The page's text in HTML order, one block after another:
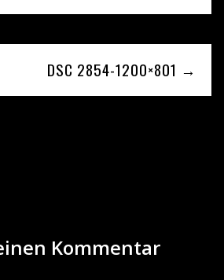
DSC 2854-1200×801 →
Kommentar